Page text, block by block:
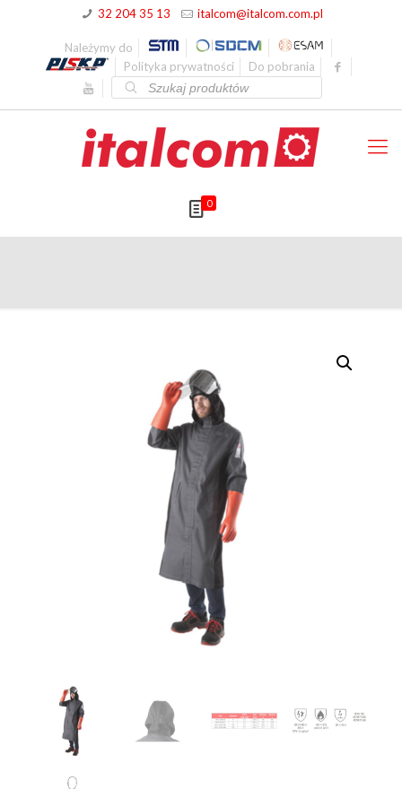
32 204 35 13 italcom@italcom.com.pl
Należymy do
Polityka prywatności
Do pobrania
Wyszukiwarka
produktów
0